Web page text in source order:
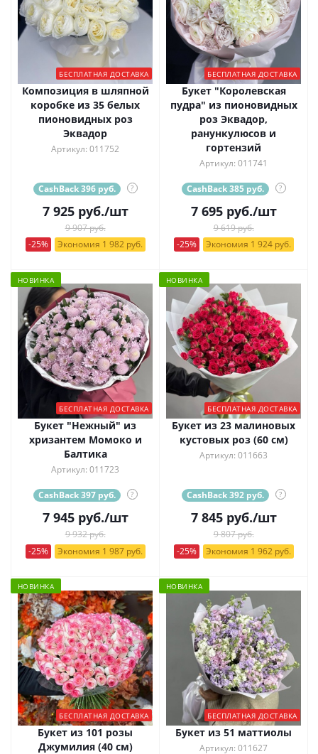
БЕСПЛАТНАЯ ДОСТАВКА
Композиция в шляпной
коробке из 35 белых
пионовидных роз
Эквадор
Артикул: 011752
CashBack 396 руб. ?
7 925руб./шт
9 907 руб.
-25%
Экономия 1 982 руб.
БЕСПЛАТНАЯ ДОСТАВКА
Букет "Королевская
пудра" из пионовидных
роз Эквадор,
ранункулюсов и
гортензий
Артикул: 011741
CashBack 385 руб. ?
7 695руб./шт
9 619 руб.
-25%
Экономия 1 924 руб.
НОВИНКА
БЕСПЛАТНАЯ ДОСТАВКА
Букет "Нежный" из
хризантем Момоко и
Балтика
Артикул: 011723
CashBack 397 руб. ?
7 945руб./шт
9 932 руб.
-25%
Экономия 1 987 руб.
НОВИНКА
БЕСПЛАТНАЯ ДОСТАВКА
Букет из 23 малиновых
кустовых роз (60 см)
Артикул: 011663
CashBack 392 руб. ?
7 845руб./шт
9 807 руб.
-25%
Экономия 1 962 руб.
НОВИНКА
БЕСПЛАТНАЯ ДОСТАВКА
Букет из 101 розы
Джумилия (40 см)
НОВИНКА
БЕСПЛАТНАЯ ДОСТАВКА
Букет из 51 маттиолы
Артикул: 011627